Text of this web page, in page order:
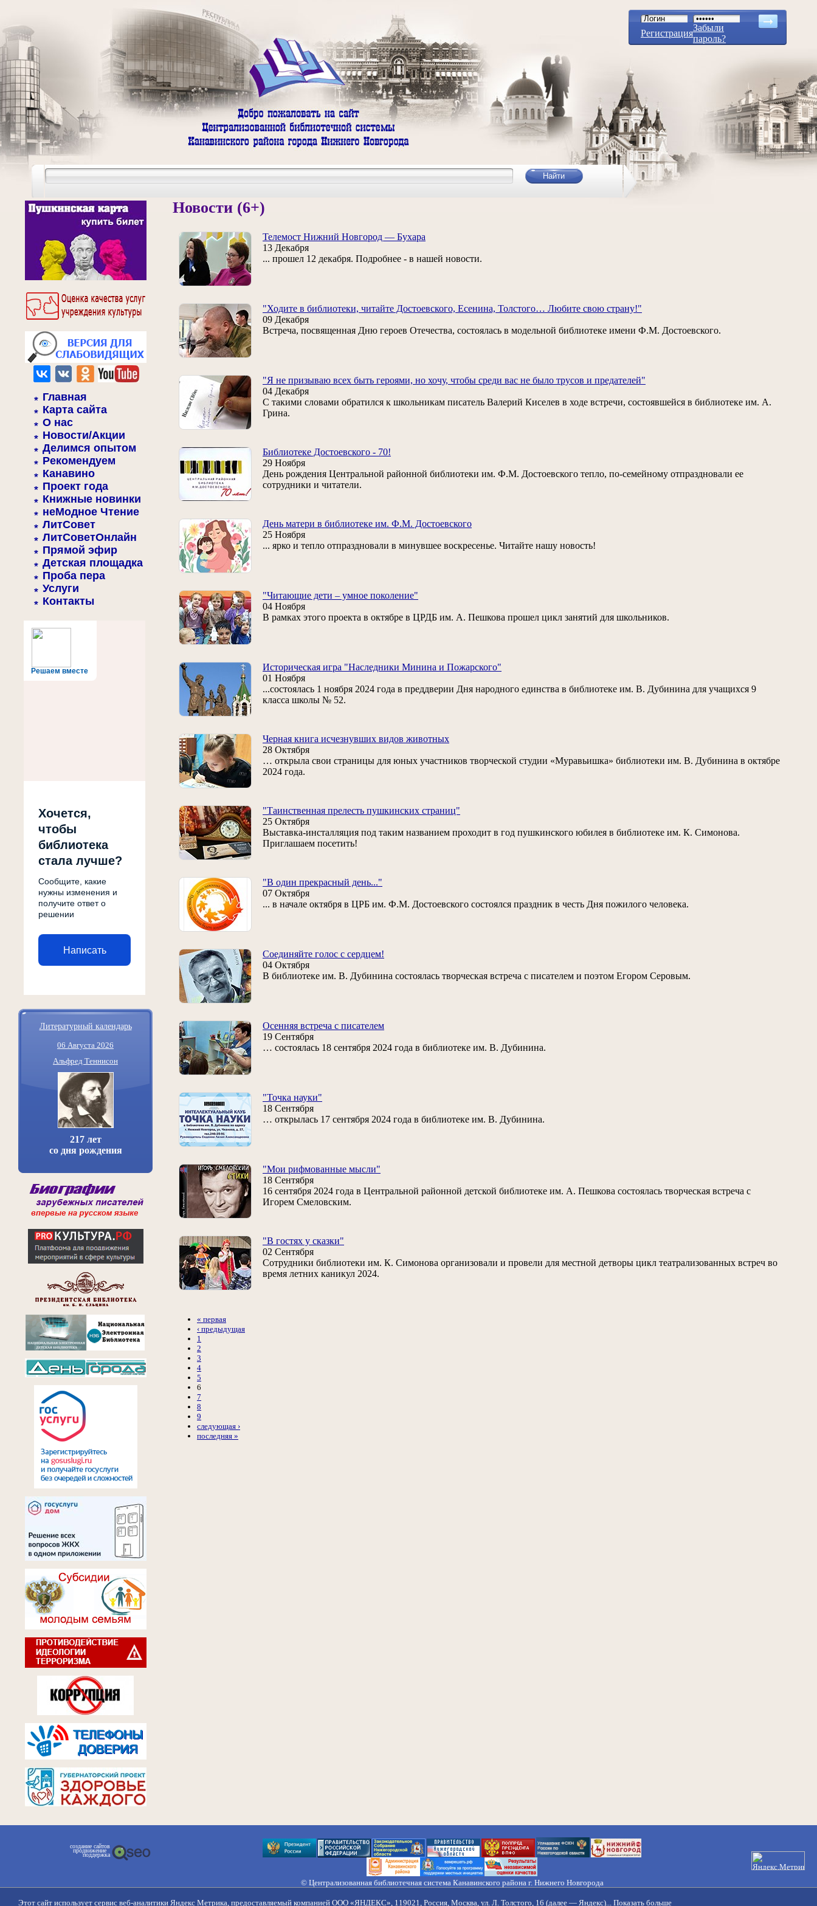
Регистрация
Забыли
пароль?
Главная
Карта сайта
О нас
Новости/Акции
Делимся опытом
Рекомендуем
Канавино
Проект года
Книжные новинки
неМодное Чтение
ЛитСовет
ЛитСоветОнлайн
Прямой эфир
Детская площадка
Проба пера
Услуги
Контакты
Решаем вместе
Хочется,
чтобы
библиотека
стала лучше?
Сообщите, какие
нужны изменения и
получите ответ о
решении
Написать
Литературный календарь
06 Августа 2026
Альфред Теннисон
217 лет
со дня рождения
Новости (6+)
Телемост Нижний Новгород — Бухара
13 Декабря
... прошел 12 декабря. Подробнее - в нашей новости.
"Ходите в библиотеки, читайте Достоевского, Есенина, Толстого… Любите свою страну!"
09 Декабря
Встреча, посвященная Дню героев Отечества, состоялась в модельной библиотеке имени Ф.М. Достоевского.
"Я не призываю всех быть героями, но хочу, чтобы среди вас не было трусов и предателей"
04 Декабря
С такими словами обратился к школьникам писатель Валерий Киселев в ходе встречи, состоявшейся в библиотеке им. А.
Грина.
Библиотеке Достоевского - 70!
29 Ноября
День рождения Центральной районной библиотеки им. Ф.М. Достоевского тепло, по-семейному отпраздновали ее
сотрудники и читатели.
День матери в библиотеке им. Ф.М. Достоевского
25 Ноября
... ярко и тепло отпраздновали в минувшее воскресенье. Читайте нашу новость!
"Читающие дети – умное поколение"
04 Ноября
В рамках этого проекта в октябре в ЦРДБ им. А. Пешкова прошел цикл занятий для школьников.
Историческая игра "Наследники Минина и Пожарского"
01 Ноября
...состоялась 1 ноября 2024 года в преддверии Дня народного единства в библиотеке им. В. Дубинина для учащихся 9
класса школы № 52.
Черная книга исчезнувших видов животных
28 Октября
… открыла свои страницы для юных участников творческой студии «Муравьишка» библиотеки им. В. Дубинина в октябре
2024 года.
"Таинственная прелесть пушкинских страниц"
25 Октября
Выставка-инсталляция под таким названием проходит в год пушкинского юбилея в библиотеке им. К. Симонова.
Приглашаем посетить!
"В один прекрасный день..."
07 Октября
... в начале октября в ЦРБ им. Ф.М. Достоевского состоялся праздник в честь Дня пожилого человека.
Соединяйте голос с сердцем!
04 Октября
В библиотеке им. В. Дубинина состоялась творческая встреча с писателем и поэтом Егором Серовым.
Осенняя встреча с писателем
19 Сентября
… состоялась 18 сентября 2024 года в библиотеке им. В. Дубинина.
"Точка науки"
18 Сентября
… открылась 17 сентября 2024 года в библиотеке им. В. Дубинина.
"Мои рифмованные мысли"
18 Сентября
16 сентября 2024 года в Центральной районной детской библиотеке им. А. Пешкова состоялась творческая встреча с
Игорем Смеловским.
"В гостях у сказки"
02 Сентября
Сотрудники библиотеки им. К. Симонова организовали и провели для местной детворы цикл театрализованных встреч во
время летних каникул 2024.
« первая
‹ предыдущая
1
2
3
4
5
6
7
8
9
следующая ›
последняя »
создание сайтов
продвижение
поддержка
© Централизованная библиотечная система Канавинского района г. Нижнего Новгорода
Правила обработки персональных данных
Этот сайт использует сервис веб-аналитики Яндекс Метрика, предоставляемый компанией ООО «ЯНДЕКС», 119021, Россия, Москва, ул. Л. Толстого, 16 (далее — Яндекс)... Показать больше